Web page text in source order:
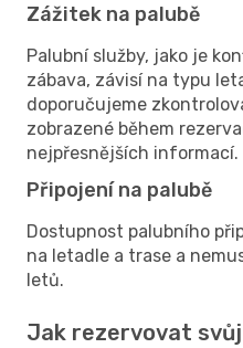
Zážitek na palubě
Palubní služby, jako je
zábava, závisí na typu
doporučujeme
zobrazené během
nejpřesnějších informací.
Připojení na palubě
Dostupnost palubního
na letadle a trase a
letů.
Jak rezervovat